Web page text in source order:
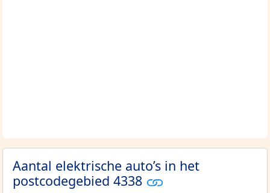
Aantal elektrische auto’s in het
postcodegebied 4338